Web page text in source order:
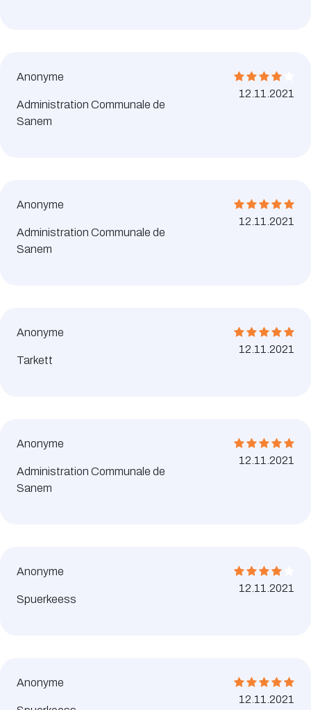
Anonyme
Administration Communale de
Sanem
12.11.2021
Anonyme
Administration Communale de
Sanem
12.11.2021
Anonyme
Tarkett
12.11.2021
Anonyme
Administration Communale de
Sanem
12.11.2021
Anonyme
Spuerkeess
12.11.2021
Anonyme
12.11.2021